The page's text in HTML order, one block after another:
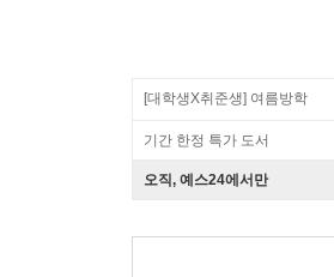
[대학생X취준생] 여름방학
기간 한정 특가 도서
오직, 예스24에서만